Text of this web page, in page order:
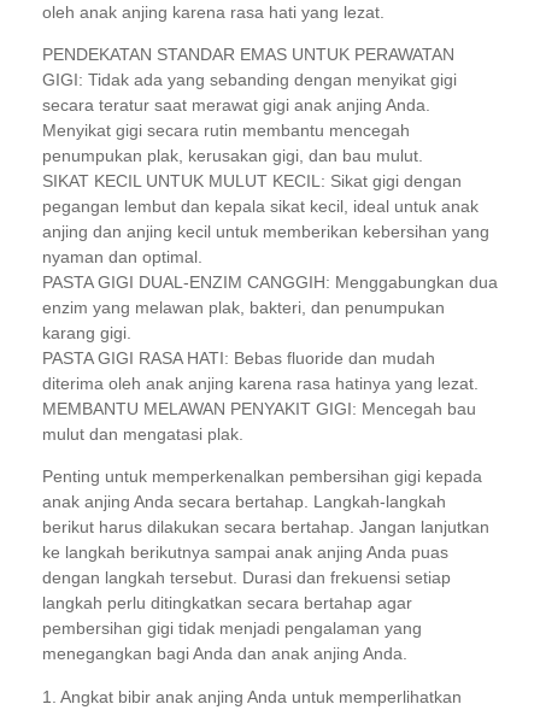
oleh anak anjing karena rasa hati yang lezat.
PENDEKATAN STANDAR EMAS UNTUK PERAWATAN
GIGI: Tidak ada yang sebanding dengan menyikat gigi
secara teratur saat merawat gigi anak anjing Anda.
Menyikat gigi secara rutin membantu mencegah
penumpukan plak, kerusakan gigi, dan bau mulut.
SIKAT KECIL UNTUK MULUT KECIL: Sikat gigi dengan
pegangan lembut dan kepala sikat kecil, ideal untuk anak
anjing dan anjing kecil untuk memberikan kebersihan yang
nyaman dan optimal.
PASTA GIGI DUAL-ENZIM CANGGIH: Menggabungkan dua
enzim yang melawan plak, bakteri, dan penumpukan
karang gigi.
PASTA GIGI RASA HATI: Bebas fluoride dan mudah
diterima oleh anak anjing karena rasa hatinya yang lezat.
MEMBANTU MELAWAN PENYAKIT GIGI: Mencegah bau
mulut dan mengatasi plak.
Penting untuk memperkenalkan pembersihan gigi kepada
anak anjing Anda secara bertahap. Langkah-langkah
berikut harus dilakukan secara bertahap. Jangan lanjutkan
ke langkah berikutnya sampai anak anjing Anda puas
dengan langkah tersebut. Durasi dan frekuensi setiap
langkah perlu ditingkatkan secara bertahap agar
pembersihan gigi tidak menjadi pengalaman yang
menegangkan bagi Anda dan anak anjing Anda.
1. Angkat bibir anak anjing Anda untuk memperlihatkan